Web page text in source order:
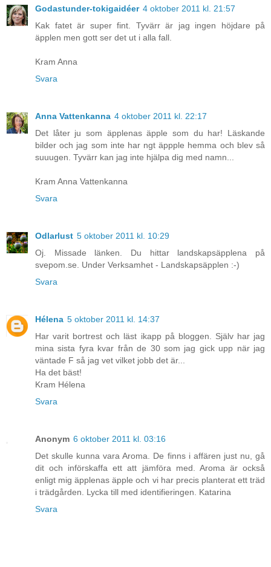
Godastunder-tokigaidéer 4 oktober 2011 kl. 21:57
Kak fatet är super fint. Tyvärr är jag ingen höjdare på
äpplen men gott ser det ut i alla fall.
Kram Anna
Svara
Anna Vattenkanna 4 oktober 2011 kl. 22:17
Det låter ju som äpplenas äpple som du har! Läskande
bilder och jag som inte har ngt äppple hemma och blev så
suuugen. Tyvärr kan jag inte hjälpa dig med namn...
Kram Anna Vattenkanna
Svara
Odlarlust 5 oktober 2011 kl. 10:29
Oj. Missade länken. Du hittar landskapsäpplena på
svepom.se. Under Verksamhet - Landskapsäpplen :-)
Svara
Hélena 5 oktober 2011 kl. 14:37
Har varit bortrest och läst ikapp på bloggen. Själv har jag
mina sista fyra kvar från de 30 som jag gick upp när jag
väntade F så jag vet vilket jobb det är...
Ha det bäst!
Kram Hélena
Svara
Anonym 6 oktober 2011 kl. 03:16
Det skulle kunna vara Aroma. De finns i affären just nu, gå
dit och införskaffa ett att jämföra med. Aroma är också
enligt mig äpplenas äpple och vi har precis planterat ett träd
i trädgården. Lycka till med identifieringen. Katarina
Svara